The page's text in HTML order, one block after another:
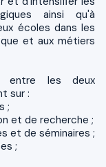
ainsi qu'à
écoles dans les
et aux métiers
entre les deux
sur :
;
et de recherche ;
et de séminaires ;
;